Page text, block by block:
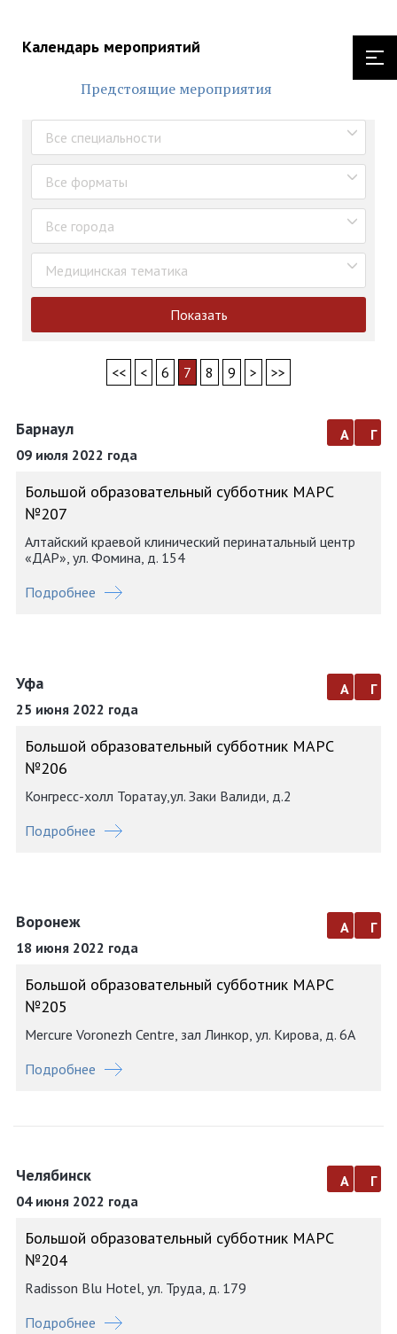
Календарь мероприятий
Предстоящие мероприятия
Все специальности
Все форматы
Все города
Медицинская тематика
Показать
<< < 6 7 8 9 > >>
Барнаул
09 июля 2022 года
а г
Большой образовательный субботник МАРС
№207
Алтайский краевой клинический перинатальный центр
«ДАР», ул. Фомина, д. 154
Подробнее
Уфа
25 июня 2022 года
а г
Большой образовательный субботник МАРС
№206
Конгресс-холл Торатау,ул. Заки Валиди, д.2
Подробнее
Воронеж
18 июня 2022 года
а г
Большой образовательный субботник МАРС
№205
Mercure Voronezh Centre, зал Линкор, ул. Кирова, д. 6А
Подробнее
Челябинск
04 июня 2022 года
а г
Большой образовательный субботник МАРС
№204
Radisson Blu Hotel, ул. Труда, д. 179
Подробнее